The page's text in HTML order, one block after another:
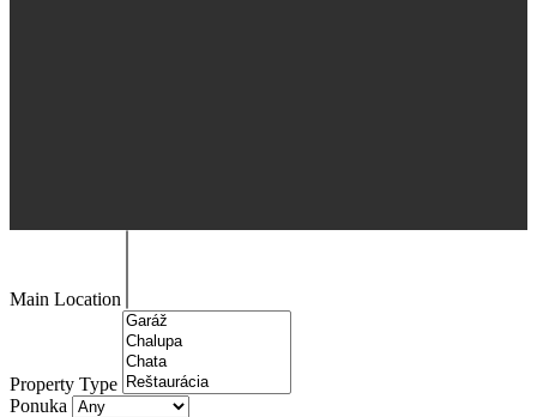
Main Location
Property Type
Ponuka